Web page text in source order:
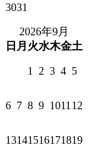
3031
2026年9月
日 月 火水木金土
1 2 3 4 5
6 7 8 9 1011 12
13141516171819